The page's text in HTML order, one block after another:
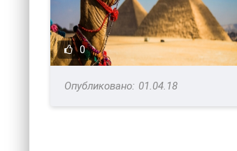
0
01.04.18